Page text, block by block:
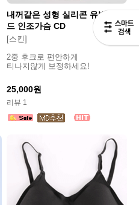
내꺼같은 성형 실리콘 유방암패
드 인조가슴 CD
[스킨]
2중 후크로 편안하게
티나지않게 보정하세요!
25,000원
리뷰 1